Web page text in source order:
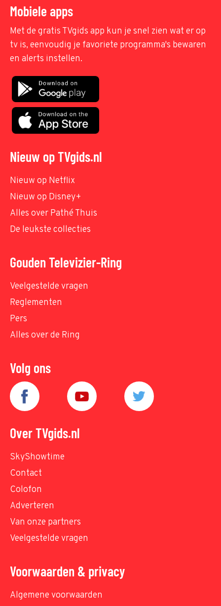
Mobiele apps
Met de gratis TVgids app kun je snel zien wat er op
tv is, eenvoudig je favoriete programma's bewaren
en alerts instellen.
Nieuw op TVgids.nl
Nieuw op Netflix
Nieuw op Disney+
Alles over Pathé Thuis
De leukste collecties
Gouden Televizier-Ring
Veelgestelde vragen
Reglementen
Pers
Alles over de Ring
Volg ons
Over TVgids.nl
SkyShowtime
Contact
Colofon
Adverteren
Van onze partners
Veelgestelde vragen
Voorwaarden & privacy
Algemene voorwaarden